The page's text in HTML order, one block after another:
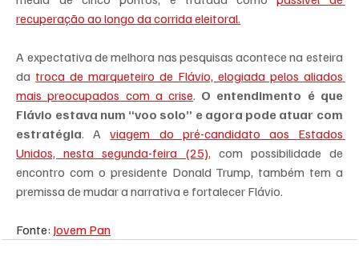
recuperação ao longo da corrida eleitoral.
A expectativa de melhora nas pesquisas acontece na esteira
da troca de marqueteiro de Flávio, elogiada pelos aliados
mais preocupados com a crise. O entendimento é que
Flávio estava num “voo solo” e agora pode atuar com
estratégia. A viagem do pré-candidato aos Estados
Unidos, nesta segunda-feira (25), com possibilidade de
encontro com o presidente Donald Trump, também tem a
premissa de mudar a narrativa e fortalecer Flávio.
Fonte: Jovem Pan